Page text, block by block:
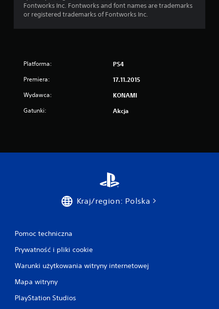
Fontworks Inc. Fontworks and font names are trademarks
or registered trademarks of Fontworks Inc.
Platforma: PS4
Premiera: 17.11.2015
Wydawca: KONAMI
Gatunki: Akcja
Kraj/region: Polska
Pomoc techniczna
Prywatność i pliki cookie
Warunki użytkowania witryny internetowej
Mapa witryny
PlayStation Studios